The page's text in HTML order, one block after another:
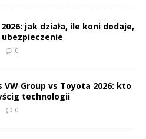
jak działa, ile koni dodaje,
0
VW Group vs Toyota 2026: kto
technologii
0